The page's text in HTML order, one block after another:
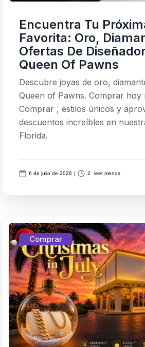
Encuentra Tu
Favorita: Oro,
Ofertas De
Queen Of Pawns
Descubre joyas de oro,
Queen of Pawns. Comprar hoy
Comprar , estilos únicos y
descuentos increíbles en
Florida.
6 de julio de 2026 | 2 leer menos
Comprar